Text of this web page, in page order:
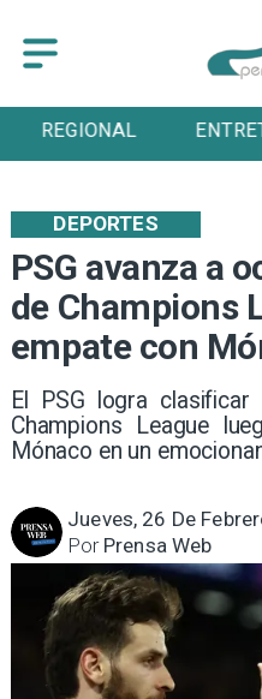
REGIONAL
PSG avanza a
de Champions
empate con
El PSG logra
Champions League
Mónaco en un
DEPORTES
Jueves, 26 De
Prensa Web
Por